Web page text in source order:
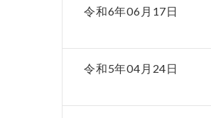
令和6年06月17日
令和5年04月24日